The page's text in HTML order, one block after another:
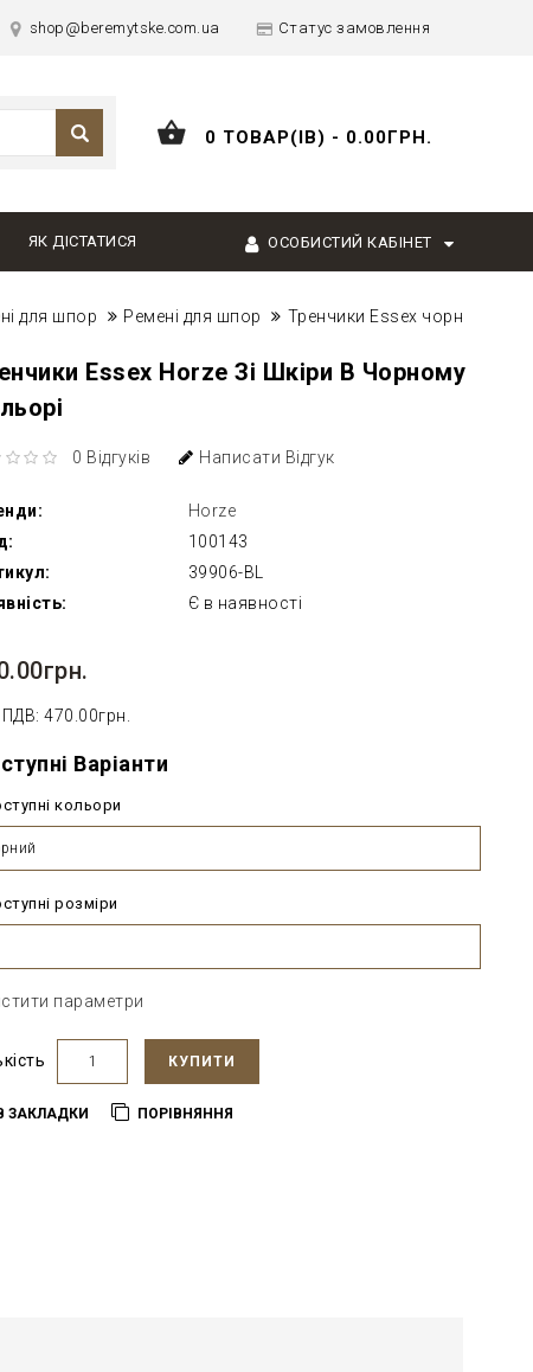
shop@beremytske.com.ua Статус замовлення
0 ТОВАР(ІВ) - 0.00ГРН.
ЯК ДІСТАТИСЯ ОСОБИСТИЙ КАБІНЕТ
для шпор Ремені для шпор Тренчики Essex чорн
Essex Horze Зі Шкіри В Чорному
0 Відгуків Написати Відгук
Horze
100143
39906-BL
Є в наявності
ПДВ: 470.00грн.
Варіанти
кольори
розміри
параметри
КУПИТИ
ЗАКЛАДКИ ПОРІВНЯННЯ